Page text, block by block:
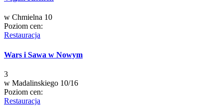
w Chmielna 10
Poziom cen:
Restauracja
Wars i Sawa w Nowym
3
w Madalinskiego 10/16
Poziom cen:
Restauracja